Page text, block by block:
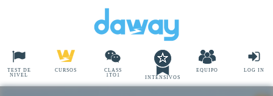
TEST DE
NIVEL
CURSOS
CLASS
1TO1
INTENSIVOS
EQUIPO LOG IN